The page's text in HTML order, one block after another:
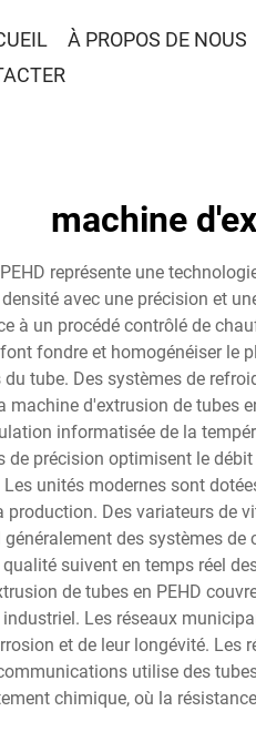
À PROPOS DE NOUS
machine
représente une
avec une précision et
à un procédé contrôlé de
fondre et homogénéiser le
tube. Des systèmes de
machine d'extrusion de
informatisée de la
de précision optimisent le
unités modernes sont
Des variateurs de
généralement des systèmes
suivent en temps réel
de tubes en PEHD
Les réseaux
et de leur longévité.
utilise des
chimique, où la